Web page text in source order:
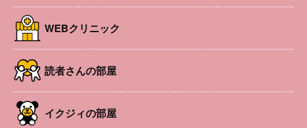
WEBクリニック
読者さんの部屋
イクジィの部屋
場所
国営アルプスあづみの公園堀金・穂高地区 あづ
みの学校 多目的ホール
参加費
生以下無料
URL https://www.azumino-koen.jp/
申込み・問い合
わせ
理センター（℡0263-71-5511）